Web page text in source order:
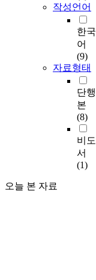
작성언어
한국
어
(9)
자료형태
단행
본
(8)
비도
서
(1)
오늘 본 자료